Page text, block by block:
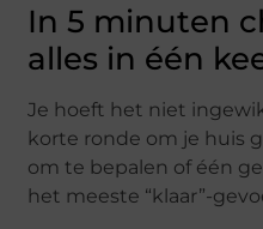
In 5 minuten
alles in één
Je hoeft het niet
korte ronde om je huis
om te bepalen of één
het meeste “klaar”-